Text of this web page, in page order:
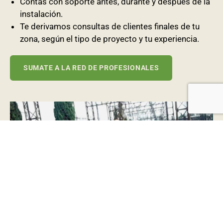
instalación.
Te derivamos consultas de clientes finales de tu
zona, según el tipo de proyecto y tu experiencia.
SUMATE A LA RED DE PROFESIONALES